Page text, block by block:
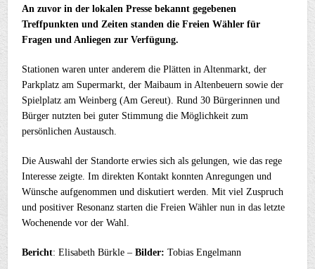
An zuvor in der lokalen Presse bekannt gegebenen
Treffpunkten und Zeiten standen die Freien Wähler für
Fragen und Anliegen zur Verfügung.
Stationen waren unter anderem die Plätten in Altenmarkt, der
Parkplatz am Supermarkt, der Maibaum in Altenbeuern sowie der
Spielplatz am Weinberg (Am Gereut). Rund 30 Bürgerinnen und
Bürger nutzten bei guter Stimmung die Möglichkeit zum
persönlichen Austausch.
Die Auswahl der Standorte erwies sich als gelungen, wie das rege
Interesse zeigte. Im direkten Kontakt konnten Anregungen und
Wünsche aufgenommen und diskutiert werden. Mit viel Zuspruch
und positiver Resonanz starten die Freien Wähler nun in das letzte
Wochenende vor der Wahl.
Bericht: Elisabeth Bürkle –Bilder: Tobias Engelmann